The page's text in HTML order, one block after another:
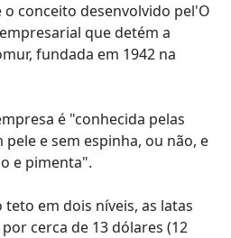
conceito desenvolvido pel'O
que detém a
fundada em 1942 na
é "conhecida pelas
e sem espinha, ou não, e
e pimenta".
em dois níveis, as latas
cerca de 13 dólares (12